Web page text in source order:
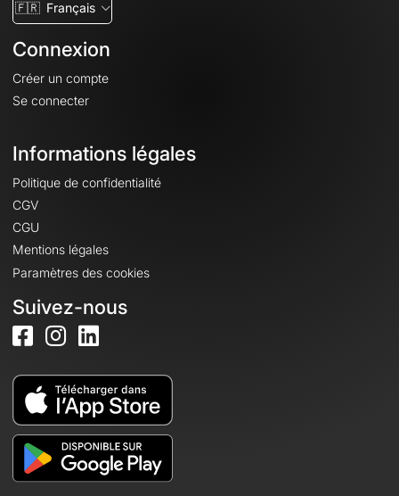
🇫🇷 Français
Connexion
Créer un compte
Se connecter
Informations légales
Politique de confidentialité
CGV
CGU
Mentions légales
Paramètres des cookies
Suivez-nous